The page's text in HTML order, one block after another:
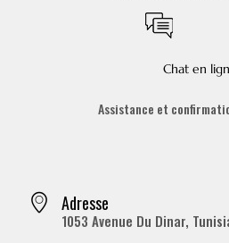
Chat en
Assistance et
Adresse
1053 Avenue Du Dinar,